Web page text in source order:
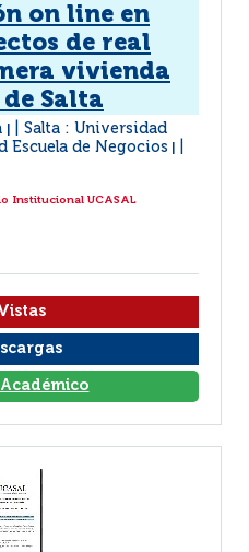
on line en
de real
vivienda
Salta
Salta : Universidad
Escuela de Negocios
Institucional UCASAL